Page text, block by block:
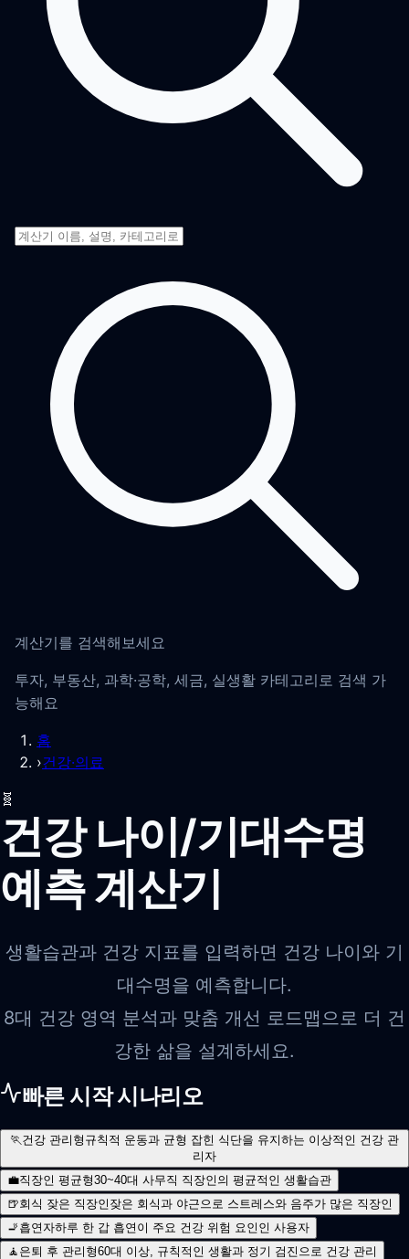
계산기를 검색해보세요
투자, 부동산, 과학·공학, 세금, 실생활 카테고리로 검색 가
능해요
홈
›건강·의료
🧬
건강 나이/기대수명
예측 계산기
생활습관과 건강 지표를 입력하면 건강 나이와 기
대수명을 예측합니다.
8대 건강 영역 분석과 맞춤 개선 로드맵으로 더 건
강한 삶을 설계하세요.
빠른 시작 시나리오
🏃건강 관리형 규칙적 운동과 균형 잡힌 식단을 유지하는 이상적인 건강 관
리자
💼직장인 평균형30~40대 사무직 직장인의 평균적인 생활습관
🍺회식 잦은 직장인 잦은 회식과 야근으로 스트레스와 음주가 많은 직장인
🚬 흡연자하루 한 갑 흡연이 주요 건강 위험 요인인 사용자
🧘 은퇴 후 관리형60대 이상, 규칙적인 생활과 정기 검진으로 건강 관리